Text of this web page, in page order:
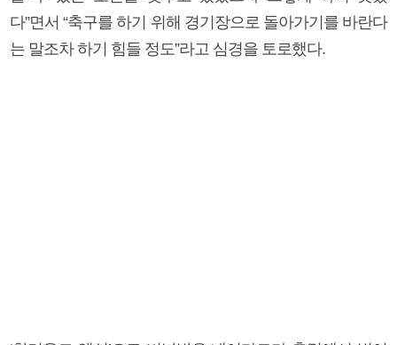
다”면서 “축구를 하기 위해 경기장으로 돌아가기를 바란다
는 말조차 하기 힘들 정도”라고 심경을 토로했다.